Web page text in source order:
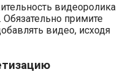
видеоролика
примите
видео, исходя